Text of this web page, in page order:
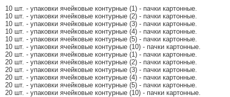
10 шт. - упаковки ячейковые контурные (1) - пачки картонные.
10 шт. - упаковки ячейковые контурные (2) - пачки картонные.
10 шт. - упаковки ячейковые контурные (3) - пачки картонные.
10 шт. - упаковки ячейковые контурные (4) - пачки картонные.
10 шт. - упаковки ячейковые контурные (5) - пачки картонные.
10 шт. - упаковки ячейковые контурные (10) - пачки картонные.
20 шт. - упаковки ячейковые контурные (1) - пачки картонные.
20 шт. - упаковки ячейковые контурные (2) - пачки картонные.
20 шт. - упаковки ячейковые контурные (3) - пачки картонные.
20 шт. - упаковки ячейковые контурные (4) - пачки картонные.
20 шт. - упаковки ячейковые контурные (5) - пачки картонные.
20 шт. - упаковки ячейковые контурные (10) - пачки картонные.